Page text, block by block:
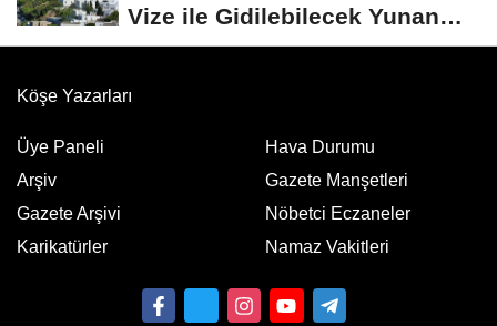
Vize ile Gidilebilecek Yunan
Adaları
Köşe Yazarları
Üye Paneli
Arşiv
Gazete Arşivi
Karikatürler
Hava Durumu
Gazete Manşetleri
Nöbetci Eczaneler
Namaz Vakitleri